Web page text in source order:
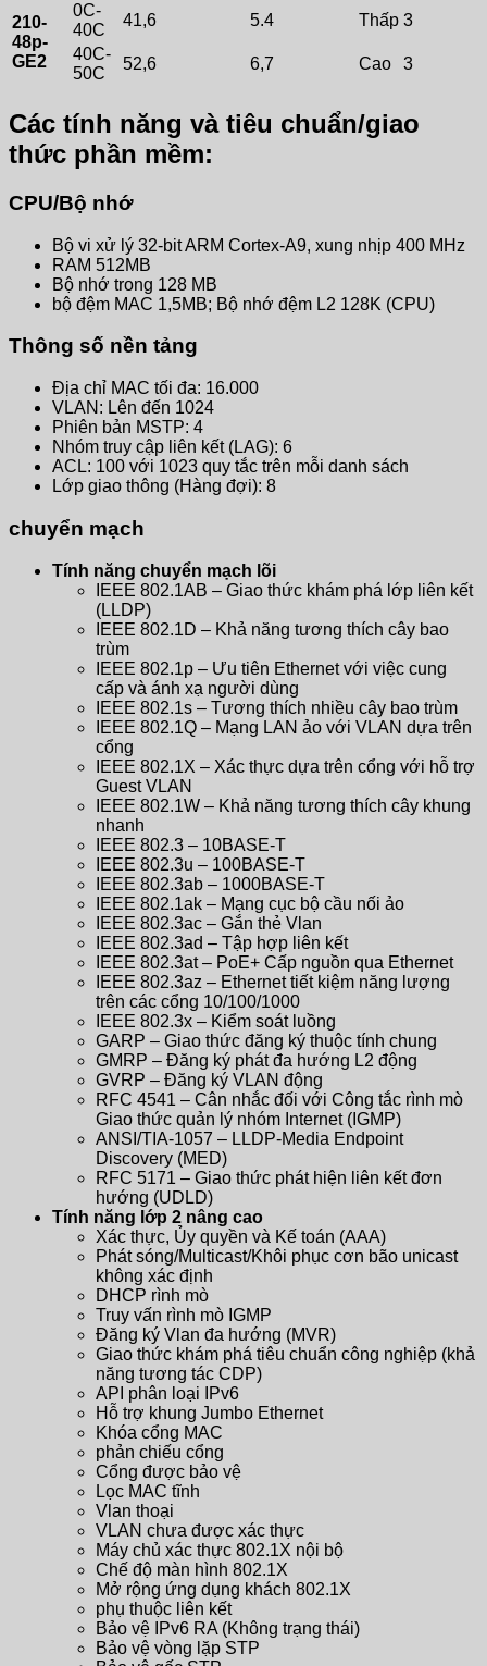
210-
48p-
GE2
0C-
40C
41,6 5.4 Thấp 3
40C-
50C
52,6 6,7 Cao 3
Các tính năng và tiêu chuẩn/giao
thức phần mềm:
CPU/Bộ nhớ
Bộ vi xử lý 32-bit ARM Cortex-A9, xung nhịp 400 MHz
RAM 512MB
Bộ nhớ trong 128 MB
bộ đệm MAC 1,5MB; Bộ nhớ đệm L2 128K (CPU)
Thông số nền tảng
Địa chỉ MAC tối đa: 16.000
VLAN: Lên đến 1024
Phiên bản MSTP: 4
Nhóm truy cập liên kết (LAG): 6
ACL: 100 với 1023 quy tắc trên mỗi danh sách
Lớp giao thông (Hàng đợi): 8
chuyển mạch
Tính năng chuyển mạch lõi
IEEE 802.1AB – Giao thức khám phá lớp liên kết
(LLDP)
IEEE 802.1D – Khả năng tương thích cây bao
trùm
IEEE 802.1p – Ưu tiên Ethernet với việc cung
cấp và ánh xạ người dùng
IEEE 802.1s – Tương thích nhiều cây bao trùm
IEEE 802.1Q – Mạng LAN ảo với VLAN dựa trên
cổng
IEEE 802.1X – Xác thực dựa trên cổng với hỗ trợ
Guest VLAN
IEEE 802.1W – Khả năng tương thích cây khung
nhanh
IEEE 802.3 – 10BASE-T
IEEE 802.3u – 100BASE-T
IEEE 802.3ab – 1000BASE-T
IEEE 802.1ak – Mạng cục bộ cầu nối ảo
IEEE 802.3ac – Gắn thẻ Vlan
IEEE 802.3ad – Tập hợp liên kết
IEEE 802.3at – PoE+ Cấp nguồn qua Ethernet
IEEE 802.3az – Ethernet tiết kiệm năng lượng
trên các cổng 10/100/1000
IEEE 802.3x – Kiểm soát luồng
GARP – Giao thức đăng ký thuộc tính chung
GMRP – Đăng ký phát đa hướng L2 động
GVRP – Đăng ký VLAN động
RFC 4541 – Cân nhắc đối với Công tắc rình mò
Giao thức quản lý nhóm Internet (IGMP)
ANSI/TIA-1057 – LLDP-Media Endpoint
Discovery (MED)
RFC 5171 – Giao thức phát hiện liên kết đơn
hướng (UDLD)
Tính năng lớp 2 nâng cao
Xác thực, Ủy quyền và Kế toán (AAA)
Phát sóng/Multicast/Khôi phục cơn bão unicast
không xác định
DHCP rình mò
Truy vấn rình mò IGMP
Đăng ký Vlan đa hướng (MVR)
Giao thức khám phá tiêu chuẩn công nghiệp (khả
năng tương tác CDP)
API phân loại IPv6
Hỗ trợ khung Jumbo Ethernet
Khóa cổng MAC
phản chiếu cổng
Cổng được bảo vệ
Lọc MAC tĩnh
Vlan thoại
VLAN chưa được xác thực
Máy chủ xác thực 802.1X nội bộ
Chế độ màn hình 802.1X
Mở rộng ứng dụng khách 802.1X
phụ thuộc liên kết
Bảo vệ IPv6 RA (Không trạng thái)
Bảo vệ vòng lặp STP